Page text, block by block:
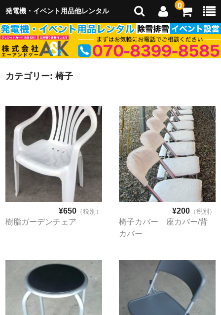
発電機・イベント用品他レンタル
0
ホーム
イベント企画運営
イベント出店
レンタル用品
レンタルご利用のご案内
除雪・雪かき・排雪
カテゴリー:椅子
¥650（税別）
樹脂ガーデンチェア
¥200（税別）
椅子カバー 座カバー/背
カバー